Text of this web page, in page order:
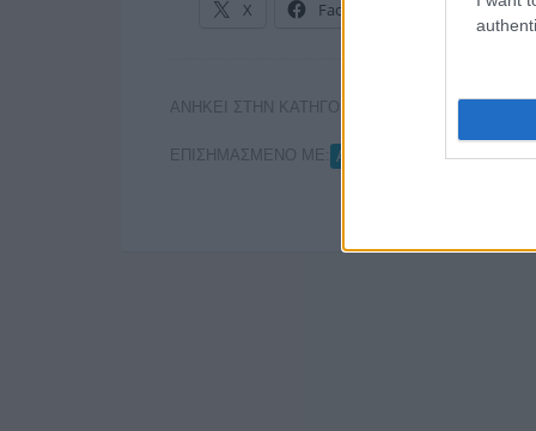
X Facebook LinkedIn
ΑΝΗΚΕΙ ΣΤΗΝ ΚΑΤΗΓΟΡΙΑ:
ΕΠΙΣΗΜΑΣΜΕΝΟ ΜΕ: ΑΝΕΡΓΟΙ